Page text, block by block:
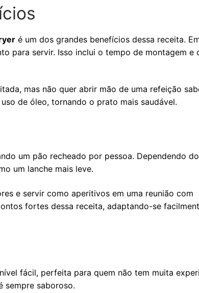
é um dos grandes benefícios dessa receita.
para servir. Isso inclui o tempo de montagem e
mas não quer abrir mão de uma refeição
de óleo, tornando o prato mais saudável.
um pão recheado por pessoa. Dependendo do
um lanche mais leve.
e servir como aperitivos em uma reunião com
fortes dessa receita, adaptando-se
fácil, perfeita para quem não tem muita
sempre saboroso.